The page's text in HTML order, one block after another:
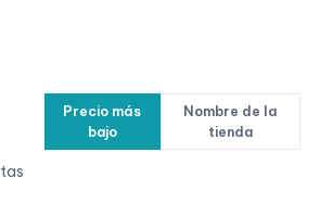
Precio más
bajo
Nombre de la
tienda